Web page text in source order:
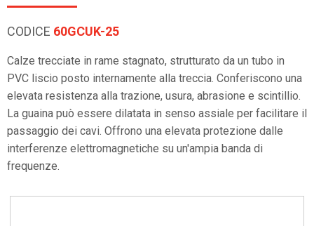
CODICE 60GCUK-25
Calze trecciate in rame stagnato, strutturato da un tubo in
PVC liscio posto internamente alla treccia. Conferiscono una
elevata resistenza alla trazione, usura, abrasione e scintillio.
La guaina può essere dilatata in senso assiale per facilitare il
passaggio dei cavi. Offrono una elevata protezione dalle
interferenze elettromagnetiche su un'ampia banda di
frequenze.